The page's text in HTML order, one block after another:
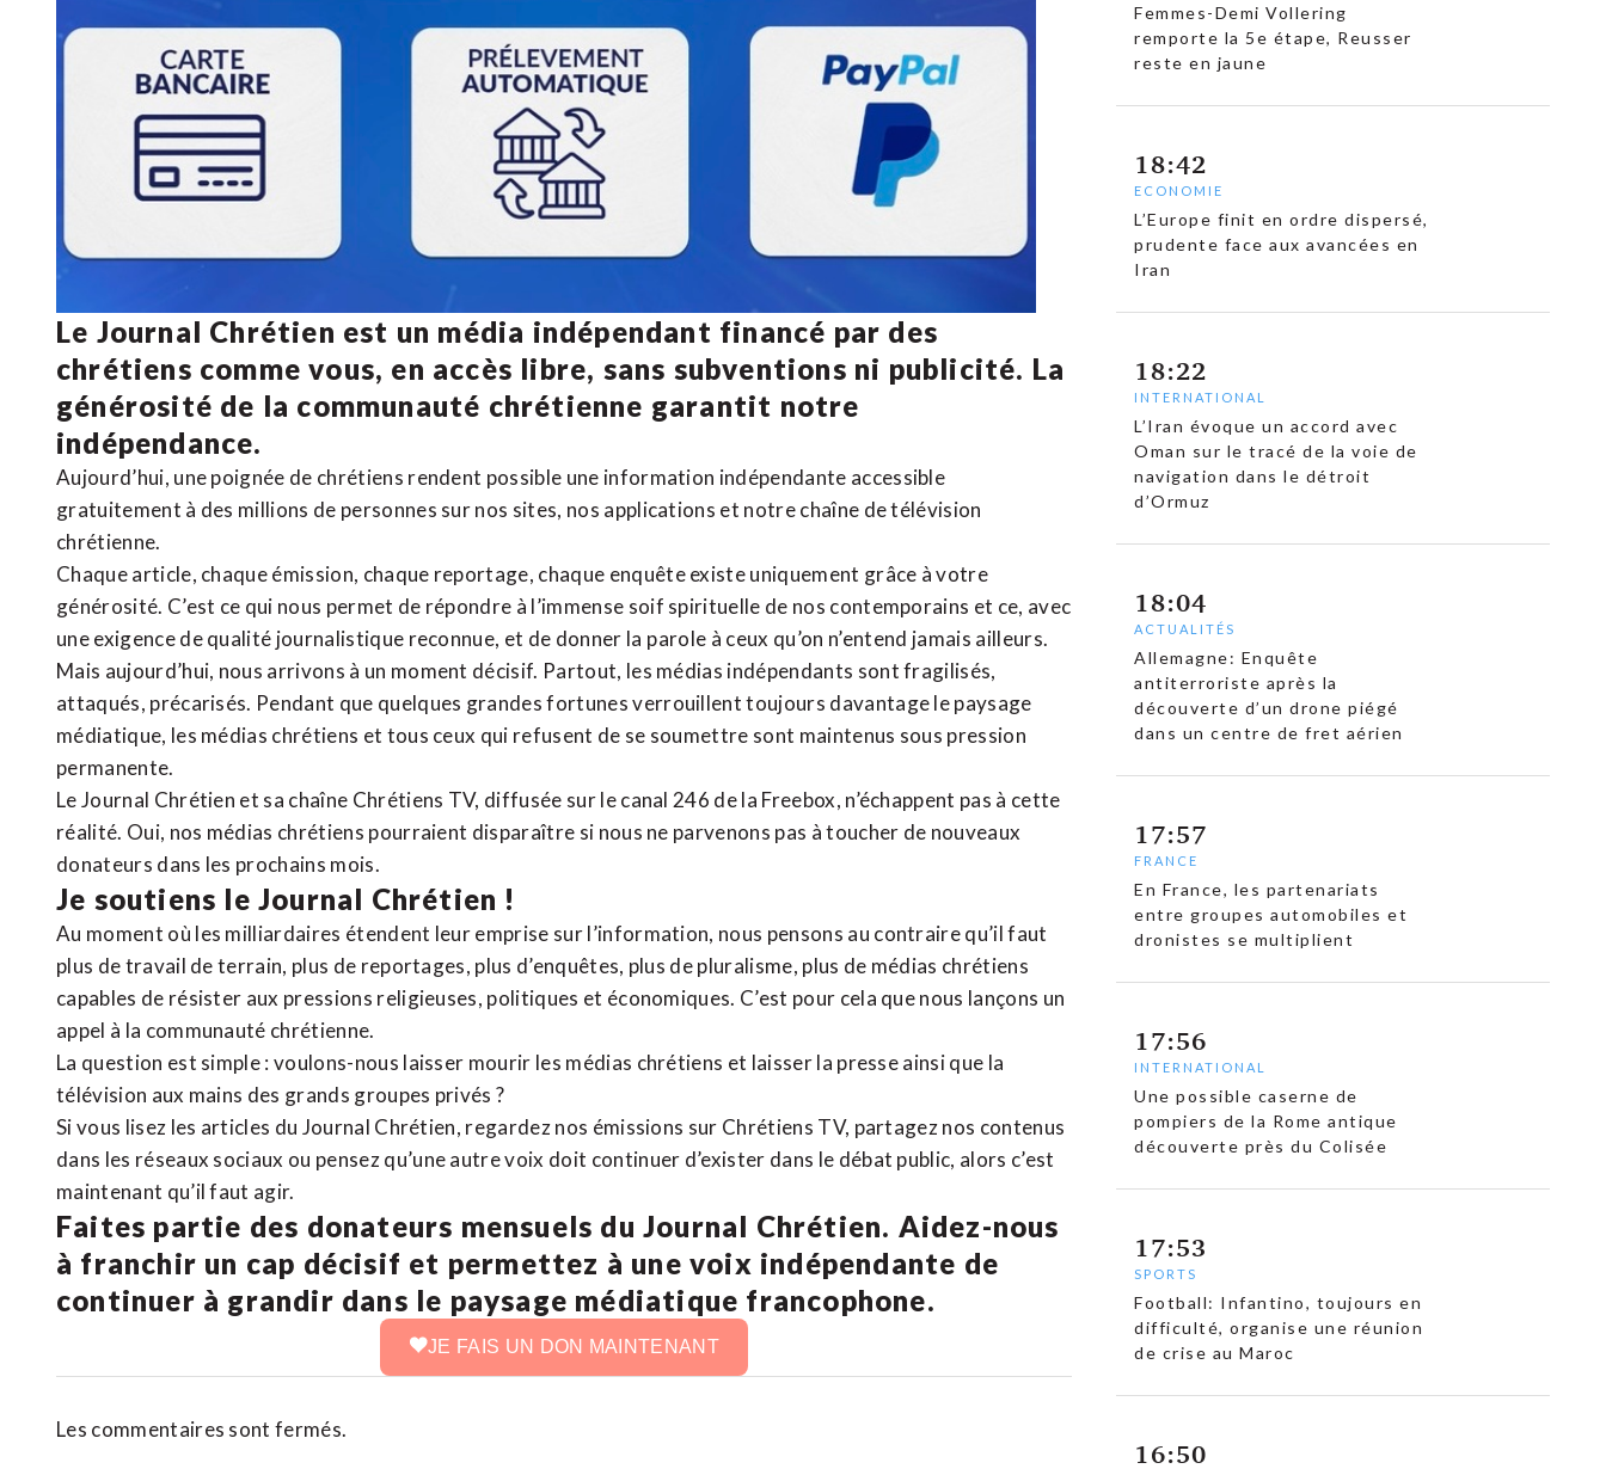
Le Journal Chrétien est un média indépendant financé par des
chrétiens comme vous, en accès libre, sans subventions ni publicité. La
générosité de la communauté chrétienne garantit notre
indépendance.
Aujourd’hui, une poignée de chrétiens rendent possible une information indépendante accessible
gratuitement à des millions de personnes sur nos sites, nos applications et notrechaîne de télévision
chrétienne.
Chaque article, chaque émission, chaque reportage, chaque enquête existe uniquement grâce à votre
générosité. C’est ce qui nous permet de répondre à l’immense soif spirituelle de nos contemporains et ce, avec
une exigence de qualité journalistique reconnue, et de donner la parole à ceux qu’on n’entend jamais ailleurs.
Mais aujourd’hui, nous arrivons à un moment décisif. Partout, les médias indépendants sont fragilisés,
attaqués, précarisés. Pendant que quelques grandes fortunes verrouillent toujours davantage le paysage
médiatique, les médias chrétiens et tous ceux qui refusent de se soumettre sont maintenus sous pression
permanente.
Le Journal Chrétien et sa chaîne Chrétiens TV, diffusée sur le canal 246 de la Freebox, n’échappent pas à cette
réalité. Oui, nos médias chrétiens pourraient disparaître si nous ne parvenons pas à toucher de nouveaux
donateurs dans les prochains mois.
Je soutiens le Journal Chrétien !
Au moment où les milliardaires étendent leur emprise sur l’information, nous pensons au contraire qu’il faut
plus de travail de terrain, plus de reportages, plus d’enquêtes, plus de pluralisme, plus de médias chrétiens
capables de résister aux pressions religieuses, politiques et économiques. C’est pour cela que nous lançons un
appel à la communauté chrétienne.
La question est simple : voulons-nous laisser mourir les médias chrétiens et laisser la presse ainsi que la
télévision aux mains des grands groupes privés ?
Si vous lisez les articles du Journal Chrétien, regardez nos émissions sur Chrétiens TV, partagez nos contenus
dans les réseaux sociaux ou pensez qu’une autre voix doit continuer d’exister dans le débat public, alors c’est
maintenant qu’il faut agir.
Faites partie des donateurs mensuels du Journal Chrétien. Aidez-nous
à franchir un cap décisif et permettez à une voix indépendante de
continuer à grandir dans le paysage médiatique francophone.
JE FAIS UN DON MAINTENANT
Les commentaires sont fermés.
Femmes-Demi Vollering
remporte la 5e étape, Reusser
reste en jaune
18:42
ECONOMIE
L’Europe finit en ordre dispersé,
prudente face aux avancées en
Iran
18:22
INTERNATIONAL
L’Iran évoque un accord avec
Oman sur le tracé de la voie de
navigation dans le détroit
d’Ormuz
18:04
ACTUALITÉS
Allemagne: Enquête
antiterroriste après la
découverte d’un drone piégé
dans un centre de fret aérien
17:57
FRANCE
En France, les partenariats
entre groupes automobiles et
dronistes se multiplient
17:56
INTERNATIONAL
Une possible caserne de
pompiers de la Rome antique
découverte près du Colisée
17:53
SPORTS
Football: Infantino, toujours en
difficulté, organise une réunion
de crise au Maroc
16:50